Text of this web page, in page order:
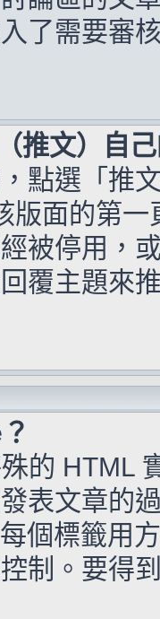
了需要審
推文）自
點選「推
版面的第
被停用，
覆主題來
的 HTML
表文章的
個標籤用
制。要得